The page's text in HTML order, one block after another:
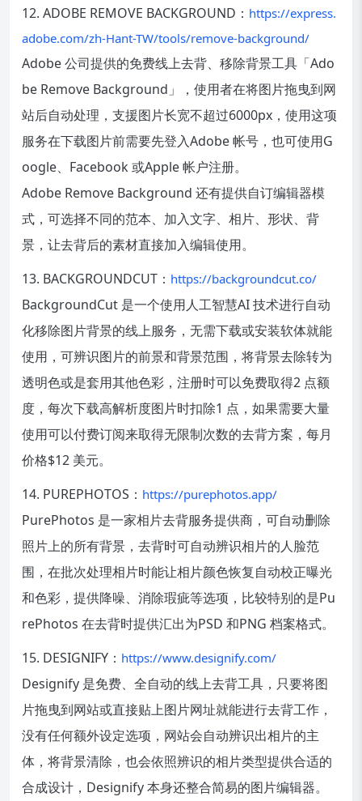
12. ADOBE REMOVE BACKGROUND： https://express.
adobe.com/zh-Hant-TW/tools/remove-background/
Adobe 公司提供的免费线上去背、移除背景工具「Ado
be Remove Background」，使用者在将图片拖曳到网
站后自动处理，支援图片长宽不超过6000px，使用这项
服务在下载图片前需要先登入Adobe 帐号，也可使用G
oogle、Facebook 或Apple 帐户注册。
Adobe Remove Background 还有提供自订编辑器模
式，可选择不同的范本、加入文字、相片、形状、背
景，让去背后的素材直接加入编辑使用。
13. BACKGROUNDCUT： https://backgroundcut.co/
BackgroundCut 是一个使用人工智慧AI 技术进行自动
化移除图片背景的线上服务，无需下载或安装软体就能
使用，可辨识图片的前景和背景范围，将背景去除转为
透明色或是套用其他色彩，注册时可以免费取得2 点额
度，每次下载高解析度图片时扣除1 点，如果需要大量
使用可以付费订阅来取得无限制次数的去背方案，每月
价格$12 美元。
14. PUREPHOTOS： https://purephotos.app/
PurePhotos 是一家相片去背服务提供商，可自动删除
照片上的所有背景，去背时可自动辨识相片的人脸范
围，在批次处理相片时能让相片颜色恢复自动校正曝光
和色彩，提供降噪、消除瑕疵等选项，比较特别的是Pu
rePhotos 在去背时提供汇出为PSD 和PNG 档案格式。
15. DESIGNIFY： https://www.designify.com/
Designify 是免费、全自动的线上去背工具，只要将图
片拖曳到网站或直接贴上图片网址就能进行去背工作，
没有任何额外设定选项，网站会自动辨识出相片的主
体，将背景清除，也会依照辨识的相片类型提供合适的
合成设计，Designify 本身还整合简易的图片编辑器。